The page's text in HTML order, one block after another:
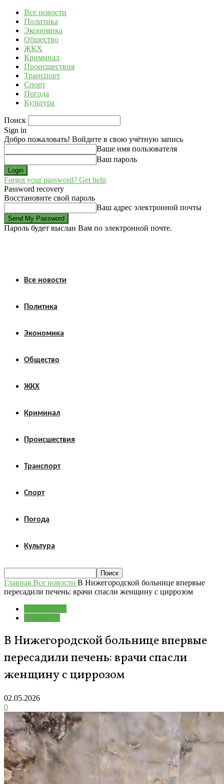
Все новости
Политика
Экономика
Общество
ЖКХ
Криминал
Происшествия
Транспорт
Спорт
Погода
Культура
Поиск
Sign in
Добро пожаловать! Войдите в свою учётную запись
Ваше имя пользователя
Ваш пароль
Forgot your password? Get help
Password recovery
Восстановите свой пароль
Ваш адрес электронной почты
Пароль будет выслан Вам по электронной почте.
Все новости
Политика
Экономика
Общество
ЖКХ
Криминал
Происшествия
Транспорт
Спорт
Погода
Культура
Главная Все новости В Нижегородской больнице впервые
пересадили печень: врачи спасли женщину с циррозом
В Нижегородской больнице впервые
пересадили печень: врачи спасли
женщину с циррозом
02.05.2026
0